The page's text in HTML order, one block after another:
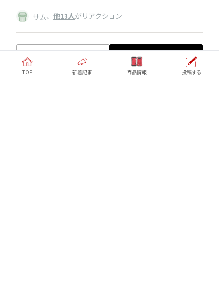
サム、 他13人がリアクション
TOP 新着記事 商品情報 投稿する